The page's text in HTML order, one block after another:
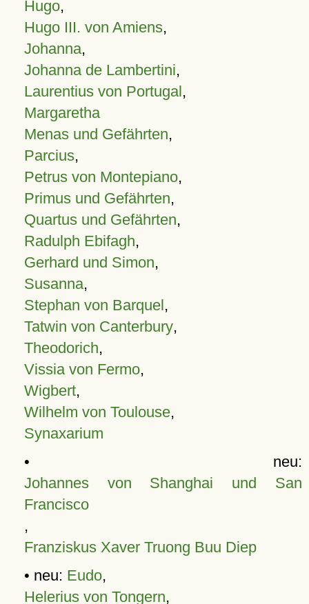
Hugo,
Hugo III. von Amiens,
Johanna,
Johanna de Lambertini,
Laurentius von Portugal,
Margaretha
Menas und Gefährten,
Parcius,
Petrus von Montepiano,
Primus und Gefährten,
Quartus und Gefährten,
Radulph Ebifagh,
Gerhard und Simon,
Susanna,
Stephan von Barquel,
Tatwin von Canterbury,
Theodorich,
Vissia von Fermo,
Wigbert,
Wilhelm von Toulouse,
Synaxarium
• neu:
Johannes von Shanghai und San
Francisco
,
Franziskus Xaver Truong Buu Diep
• neu: Eudo,
Helerius von Tongern,